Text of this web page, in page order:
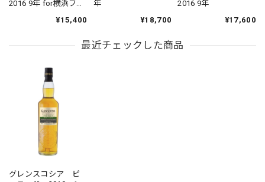
2016 9年 for横浜フェ
¥15,400
年
¥18,700
2016 9年
¥17,600
最近チェックした商品
グレンスコシア ピ